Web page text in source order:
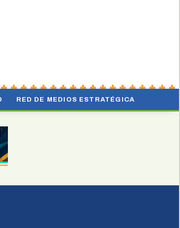
RED DE MEDIOS ESTRATÉGICA